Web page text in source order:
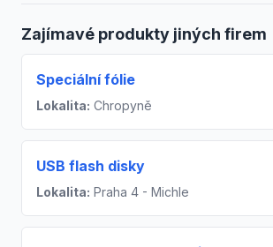
Zajímavé produkty jiných firem
Speciální fólie
Lokalita: Chropyně
USB flash disky
Lokalita: Praha 4 - Michle